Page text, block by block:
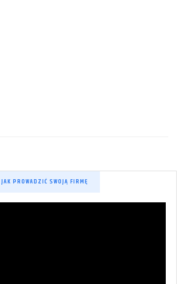
JAK PROWADZIĆ SWOJĄ FIRMĘ